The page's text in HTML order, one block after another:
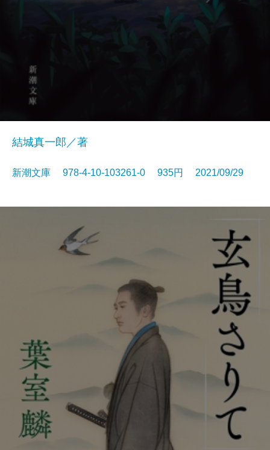
結城真一郎／著
新潮文庫 978-4-10-103261-0 935円 2021/09/29